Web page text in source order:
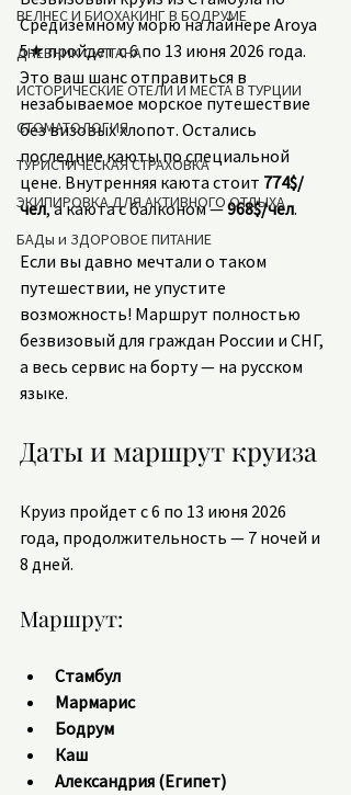
ВЕЛНЕС И БИОХАКИНГ В БОДРУМЕ
ДНЕВНИК СУЛТАНА
ИСТОРИЧЕСКИЕ ОТЕЛИ И МЕСТА В ТУРЦИИ
СТОМАТОЛОГИЯ
ТУРИСТИЧЕСКАЯ СТРАХОВКА
ЭКИПИРОВКА ДЛЯ АКТИВНОГО ОТДЫХА
БАДы и ЗДОРОВОЕ ПИТАНИЕ
Средиземному морю на лайнере Aroya
5★ пройдет с 6 по 13 июня 2026 года.
Это ваш шанс отправиться в
незабываемое морское путешествие
без визовых хлопот. Остались
последние каюты по специальной
цене. Внутренняя каюта стоит 774$/
чел, а каюта с балконом — 968$/чел.
Если вы давно мечтали о таком
путешествии, не упустите
возможность! Маршрут полностью
безвизовый для граждан России и СНГ,
а весь сервис на борту — на русском
языке.
Даты и маршрут круиза
Круиз пройдет с 6 по 13 июня 2026
года, продолжительность — 7 ночей и
8 дней.
Маршрут:
Стамбул
Мармарис
Бодрум
Каш
Александрия (Египет)